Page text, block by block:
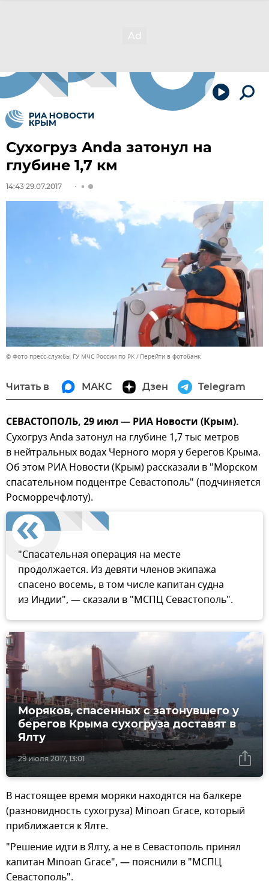
Сухогруз Anda затонул на
глубине 1,7 км
14:43 29.07.2017
© Фото пресс-службы ГУ МЧС России по РК Перейти в фотобанк
Читать в МАКС Дзен Telegram
СЕВАСТОПОЛЬ, 29 июл — РИА Новости (Крым).
Сухогруз Anda затонул на глубине 1,7 тыс метров
в нейтральных водах Черного моря у берегов Крыма.
Об этом РИА Новости (Крым) рассказали в "Морском
спасательном подцентре Севастополь" (подчиняется
Росморречфлоту).
"Спасательная операция на месте
продолжается. Из девяти членов экипажа
спасено восемь, в том числе капитан судна
из Индии", — сказали в "МСПЦ Севастополь".
29 июля 2017, 13:01
Моряков, спасенных с затонувшего у
берегов Крыма сухогруза доставят в
Ялту
В настоящее время моряки находятся на балкере
(разновидность сухогруза) Minoan Grace, который
приближается к Ялте.
"Решение идти в Ялту, а не в Севастополь принял
капитан Minoan Grace", — пояснили в "МСПЦ
Севастополь".